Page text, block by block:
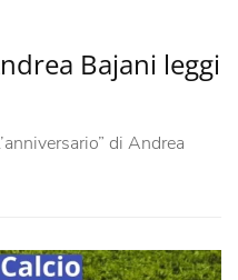
Bajani leggi
di Andrea